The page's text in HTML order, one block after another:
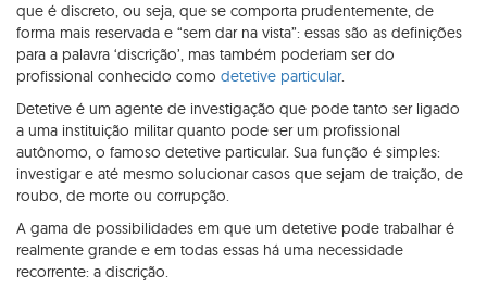
que é discreto, ou seja, que se comporta prudentemente, de
forma mais reservada e “sem dar na vista”: essas são as definições
para a palavra ‘discrição’, mas também poderiam ser do
profissional conhecido como detetive particular.
Detetive é um agente de investigação que pode tanto ser ligado
a uma instituição militar quanto pode ser um profissional
autônomo, o famoso detetive particular. Sua função é simples:
investigar e até mesmo solucionar casos que sejam de traição, de
roubo, de morte ou corrupção.
A gama de possibilidades em que um detetive pode trabalhar é
realmente grande e em todas essas há uma necessidade
recorrente: a discrição.